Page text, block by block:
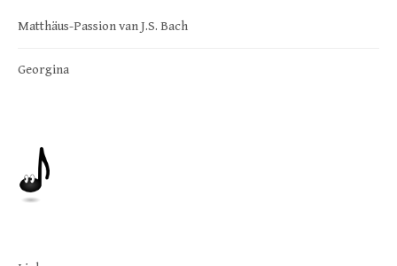
Matthäus-Passion van J.S. Bach
Georgina